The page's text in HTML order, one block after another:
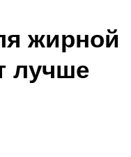
жирной
лучше